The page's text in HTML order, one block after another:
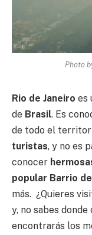
Photo
Rio de Janeiro es
de Brasil. Es
de todo el
turistas, y no es
conocer
popular Barrio
más. ¿Quieres
y, no sabes
encontrarás los